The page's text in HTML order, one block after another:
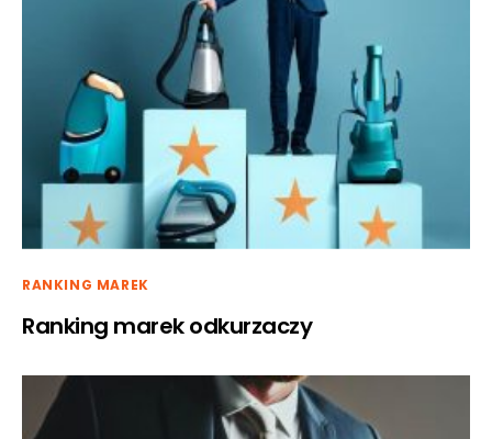
RANKING MAREK
Ranking marek odkurzaczy